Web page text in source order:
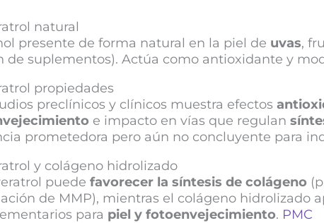
natural
presente de forma natural en la piel de uvas,
de suplementos). Actúa como antioxidante y
propiedades
preclínicos y clínicos muestra efectos
e impacto en vías que regulan
prometedora pero aún no concluyente para
y colágeno hidrolizado
puedefavorecer la síntesis de colágeno
de MMP), mientras el colágeno hidrolizado
para piel y fotoenvejecimiento. PMC